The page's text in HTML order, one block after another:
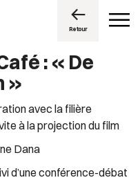
Retour
: « De
»
avec la filière
à la projection du film
Dana
d’une conférence-débat